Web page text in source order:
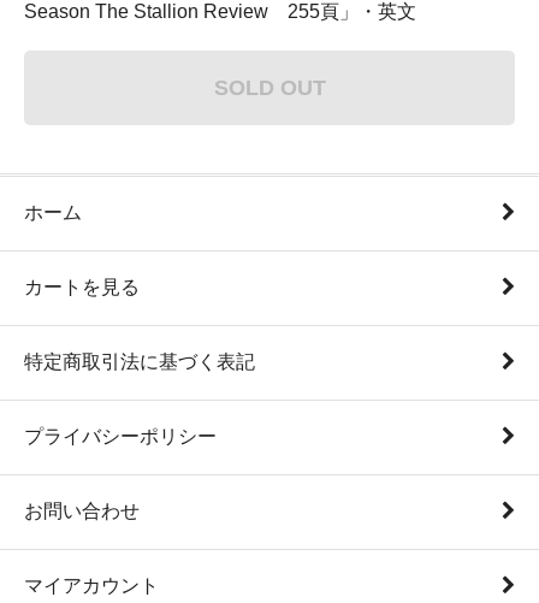
Season The Stallion Review 255頁」・英文
SOLD OUT
ホーム
カートを見る
特定商取引法に基づく表記
プライバシーポリシー
お問い合わせ
マイアカウント